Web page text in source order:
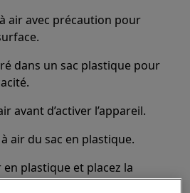
air avec précaution pour
dans un sac plastique pour
avant d’activer l’appareil.
air du sac en plastique.
plastique et placez la
grille, en installant le filtre